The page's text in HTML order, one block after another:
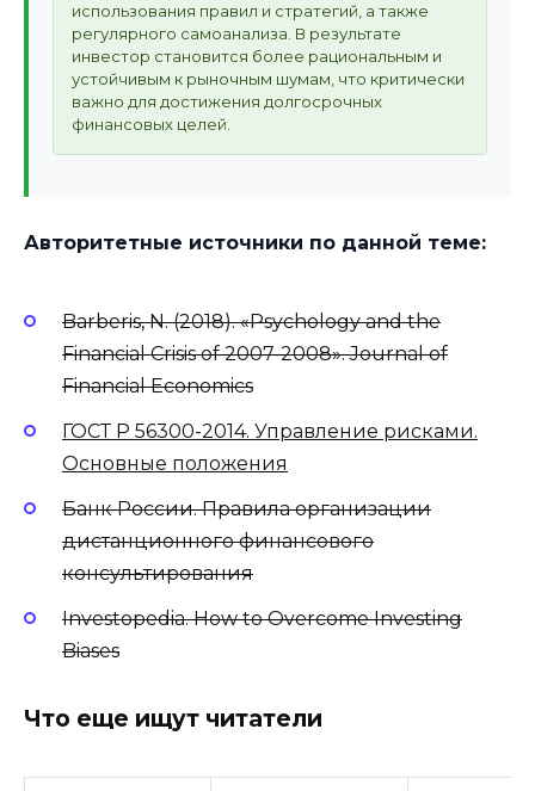
использования правил и стратегий, а также
регулярного самоанализа. В результате
инвестор становится более рациональным и
устойчивым к рыночным шумам, что критически
важно для достижения долгосрочных
финансовых целей.
Авторитетные источники по данной теме:
Barberis, N. (2018). «Psychology and the
Financial Crisis of 2007-2008». Journal of
Financial Economics
ГОСТ Р 56300-2014. Управление рисками.
Основные положения
Банк России. Правила организации
дистанционного финансового
консультирования
Investopedia. How to Overcome Investing
Biases
Что еще ищут читатели